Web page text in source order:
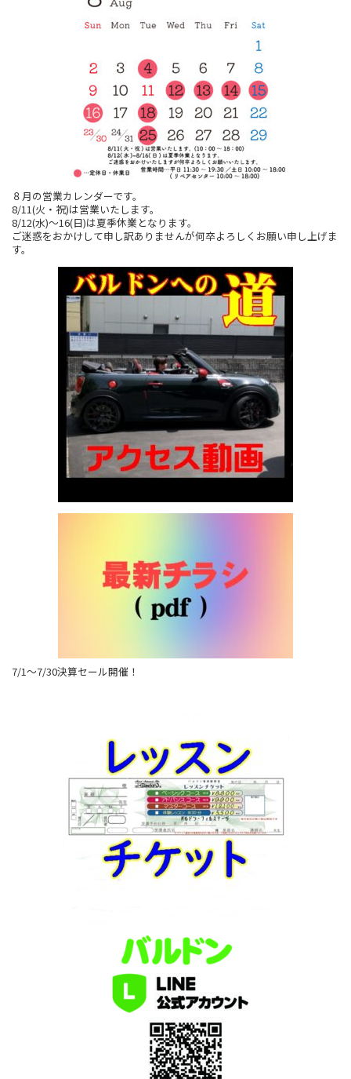
８月の営業カレンダーです。
8/11(火・祝)は営業いたします。
8/12(水)～16(日)は夏季休業となります。
ご迷惑をおかけして申し訳ありませんが何卒よろしくお願い申し上げま
す。
7/1～7/30決算セール開催！